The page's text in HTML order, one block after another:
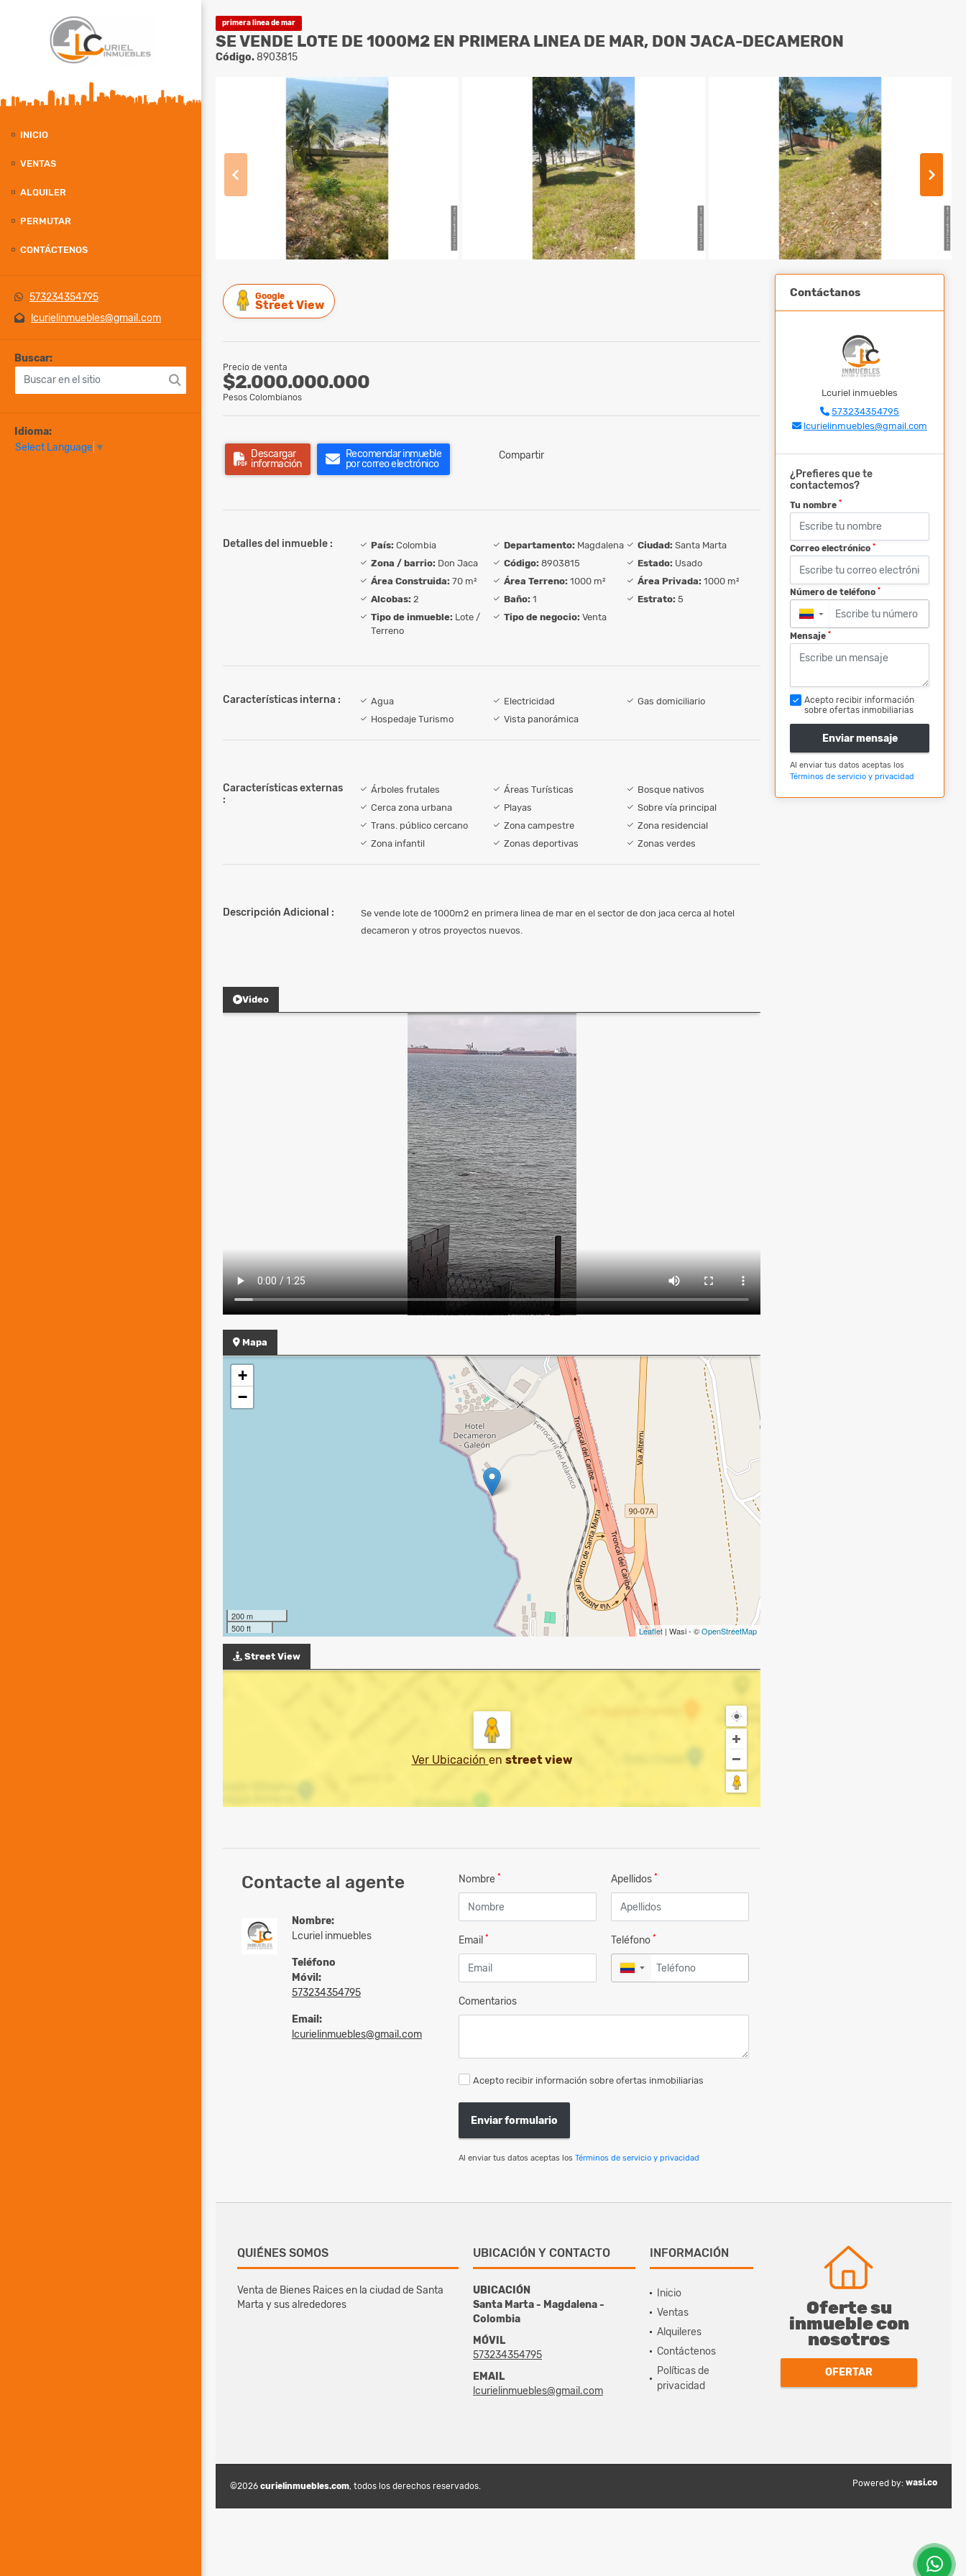
INICIO
VENTAS
ALQUILER
PERMUTAR
CONTÁCTENOS
573234354795
lcurielinmuebles@gmail.com
Buscar:
Idioma:
Select Language ▼
primera linea de mar
SE VENDE LOTE DE 1000M2 EN PRIMERA LINEA DE MAR, DON JACA-DECAMERON
Código.8903815
Google
Street View
Precio de venta
$2.000.000.000
Pesos Colombianos
Descargar
información
Recomendar inmueble
por correo electrónico
Compartir
Detalles del inmueble : País: Colombia Departamento: Magdalena Ciudad: Santa Marta
Zona / barrio: Don Jaca Código: 8903815 Estado: Usado
Área Construida: 70 m² Área Terreno: 1000 m² Área Privada: 1000 m²
Alcobas: 2 Baño: 1 Estrato: 5
Tipo de inmueble: Lote /
Terreno
Tipo de negocio: Venta
Características interna : Agua Electricidad
Gas domiciliario
Hospedaje Turismo
Vista panorámica
Características externas
:
Árboles frutales Áreas Turísticas
Bosque nativos
Cerca zona urbana
Playas
Sobre vía principal
Trans. público cercano
Zona campestre
Zona residencial
Zona infantil
Zonas deportivas Zonas verdes
Descripción Adicional :
Se vende lote de 1000m2 en primera linea de mar en el sector de don jaca cerca al hotel
decameron y otros proyectos nuevos.
Video
Mapa
+
−
200 m
500 ft
Leaflet | Wasi - ©OpenStreetMap
Street View
Ver Ubicación en street view
Contacte al agente
Nombre:
Lcuriel inmuebles
Teléfono
Móvil:
573234354795
Email:
lcurielinmuebles@gmail.com
Nombre * Apellidos *
Email * Teléfono *
▼
Comentarios
Acepto recibir información sobre ofertas inmobiliarias
Enviar formulario
Al enviar tus datos aceptas los Términos de servicio y privacidad
Contáctanos
Lcuriel inmuebles
573234354795
lcurielinmuebles@gmail.com
¿Prefieres que te
contactemos?
Tu nombre *
Correo electrónico *
Número de teléfono *
▼
Mensaje *
Acepto recibir información
sobre ofertas inmobiliarias
Enviar mensaje
Al enviar tus datos aceptas los
Términos de servicio y privacidad
QUIÉNES SOMOS
Venta de Bienes Raices en la ciudad de Santa
Marta y sus alrededores
UBICACIÓN Y CONTACTO
UBICACIÓN
Santa Marta - Magdalena -
Colombia
MÓVIL
573234354795
EMAIL
lcurielinmuebles@gmail.com
INFORMACIÓN
Inicio
Ventas
Alquileres
Contáctenos
Políticas de
privacidad
Oferte su
inmueble con
nosotros
OFERTAR
©2026 curielinmuebles.com, todos los derechos reservados. Powered by: wasi.co